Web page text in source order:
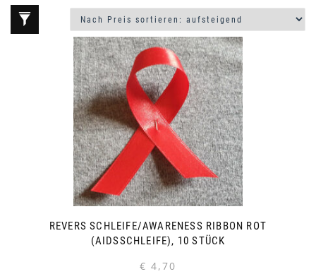
REVERS SCHLEIFE/AWARENESS RIBBON ROT
(AIDSSCHLEIFE), 10 STÜCK
€ 4,70